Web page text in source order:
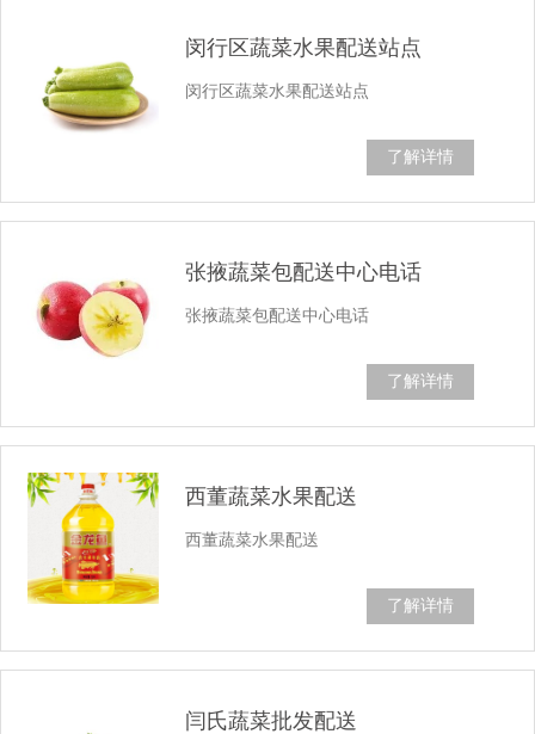
闵行区蔬菜水果配送站点
闵行区蔬菜水果配送站点
了解详情
张掖蔬菜包配送中心电话
张掖蔬菜包配送中心电话
了解详情
西董蔬菜水果配送
西董蔬菜水果配送
了解详情
闫氏蔬菜批发配送